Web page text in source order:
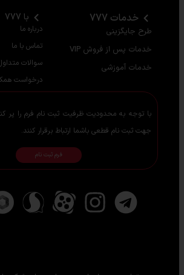
خدمات 777
طرح جایگزینی
خدمات پس از فروش VIP
خدمات آموزشی
با 777
درباره ما
تماس با ما
سوالات
درخواست
با توجه به محدودیت ظرفیت ثبت نام فرم را پر
جهت ثبت نام قطعی باشما ارتباط برقرار کنند.
فرم ثبت نام